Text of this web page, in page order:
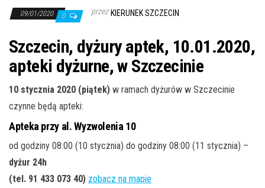
09/01/2020 0 przez KIERUNEK SZCZECIN
Szczecin, dyżury aptek, 10.01.2020,
apteki dyżurne, w Szczecinie
10 stycznia 2020 (piątek) w ramach dyżurów w Szczecinie
czynne będą apteki:
Apteka przy al. Wyzwolenia 10
od godziny 08:00 (10 stycznia) do godziny 08:00 (11 stycznia) –
dyżur 24h
(tel. 91 433 073 40) zobacz na mapie